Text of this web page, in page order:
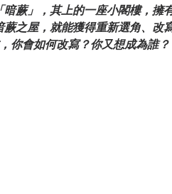
蕨」，其上的一座小閣樓，擁
之屋，就能獲得重新選角、改
你會如何改寫？你又想成為誰？